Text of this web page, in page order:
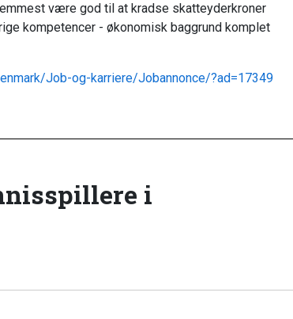
være god til at kradse skatteyderkroner
kompetencer - økonomisk baggrund komplet
Job-og-karriere/Jobannonce/?ad=17349
i